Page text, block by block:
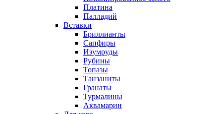
Платина
Палладий
Вставки
Бриллианты
Сапфиры
Изумруды
Рубины
Топазы
Танзаниты
Гранаты
Турмалины
Аквамарин